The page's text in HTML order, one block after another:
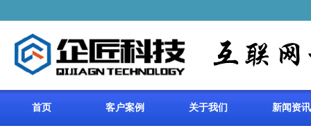
首页 客户案例 关于我们 新闻资讯